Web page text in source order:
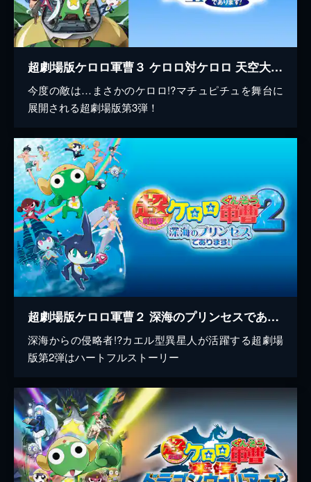
超劇場版ケロロ軍曹３ ケロロ対ケロロ 天空大決戦であります！
今度の敵は…まさかのケロロ!?マチュピチュを舞台に
展開される超劇場版第3弾！
超劇場版ケロロ軍曹２ 深海のプリンセスであります！
深海からの侵略者!?カエル型異星人が活躍する超劇場
版第2弾はハートフルストーリー